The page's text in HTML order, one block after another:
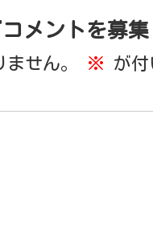
メントを募
せん。 ※ が付